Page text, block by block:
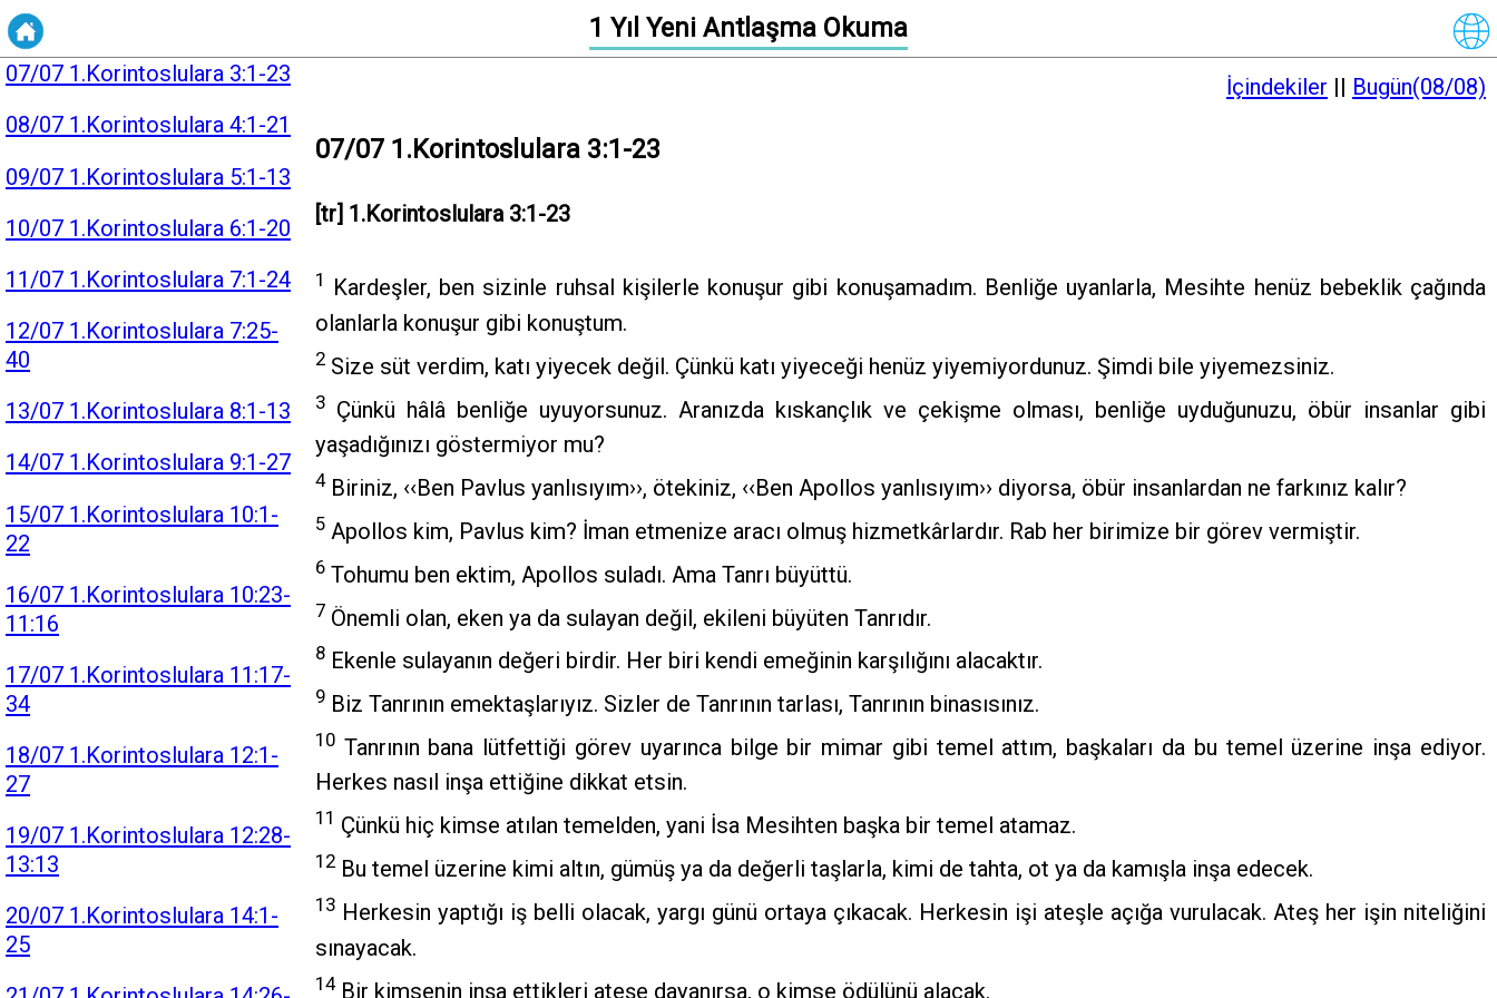
1 Yıl Yeni Antlaşma Okuma
2:16
07/07 1.Korintoslulara 3:1-23
08/07 1.Korintoslulara 4:1-21
09/07 1.Korintoslulara 5:1-13
10/07 1.Korintoslulara 6:1-20
11/07 1.Korintoslulara 7:1-24
12/07 1.Korintoslulara 7:25-
40
13/07 1.Korintoslulara 8:1-13
14/07 1.Korintoslulara 9:1-27
15/07 1.Korintoslulara 10:1-
22
16/07 1.Korintoslulara 10:23-
11:16
17/07 1.Korintoslulara 11:17-
34
18/07 1.Korintoslulara 12:1-
27
19/07 1.Korintoslulara 12:28-
13:13
20/07 1.Korintoslulara 14:1-
25
İçindekiler || Bugün(08/08)
07/07 1.Korintoslulara 3:1-23
[tr] 1.Korintoslulara 3:1-23
1 Kardeşler, ben sizinle ruhsal kişilerle konuşur gibi konuşamadım. Benliğe uyanlarla, Mesihte henüz bebeklik çağında
olanlarla konuşur gibi konuştum.
2Size süt verdim, katı yiyecek değil. Çünkü katı yiyeceği henüz yiyemiyordunuz. Şimdi bile yiyemezsiniz.
3Çünkü hâlâ benliğe uyuyorsunuz. Aranızda kıskançlık ve çekişme olması, benliğe uyduğunuzu, öbür insanlar gibi
yaşadığınızı göstermiyor mu?
4Biriniz, ‹‹Ben Pavlus yanlısıyım››, ötekiniz, ‹‹Ben Apollos yanlısıyım›› diyorsa, öbür insanlardan ne farkınız kalır?
5Apollos kim, Pavlus kim? İman etmenize aracı olmuş hizmetkârlardır. Rab her birimize bir görev vermiştir.
6Tohumu ben ektim, Apollos suladı. Ama Tanrı büyüttü.
7 Önemli olan, eken ya da sulayan değil, ekileni büyüten Tanrıdır.
8Ekenle sulayanın değeri birdir. Her biri kendi emeğinin karşılığını alacaktır.
9Biz Tanrının emektaşlarıyız. Sizler de Tanrının tarlası, Tanrının binasısınız.
10Tanrının bana lütfettiği görev uyarınca bilge bir mimar gibi temel attım, başkaları da bu temel üzerine inşa ediyor.
Herkes nasıl inşa ettiğine dikkat etsin.
11 Çünkü hiç kimse atılan temelden, yani İsa Mesihten başka bir temel atamaz.
12Bu temel üzerine kimi altın, gümüş ya da değerli taşlarla, kimi de tahta, ot ya da kamışla inşa edecek.
13Herkesin yaptığı iş belli olacak, yargı günü ortaya çıkacak. Herkesin işi ateşle açığa vurulacak. Ateş her işin niteliğini
sınayacak.
14Bir kimsenin inşa ettikleri ateşe dayanırsa, o kimse ödülünü alacak.